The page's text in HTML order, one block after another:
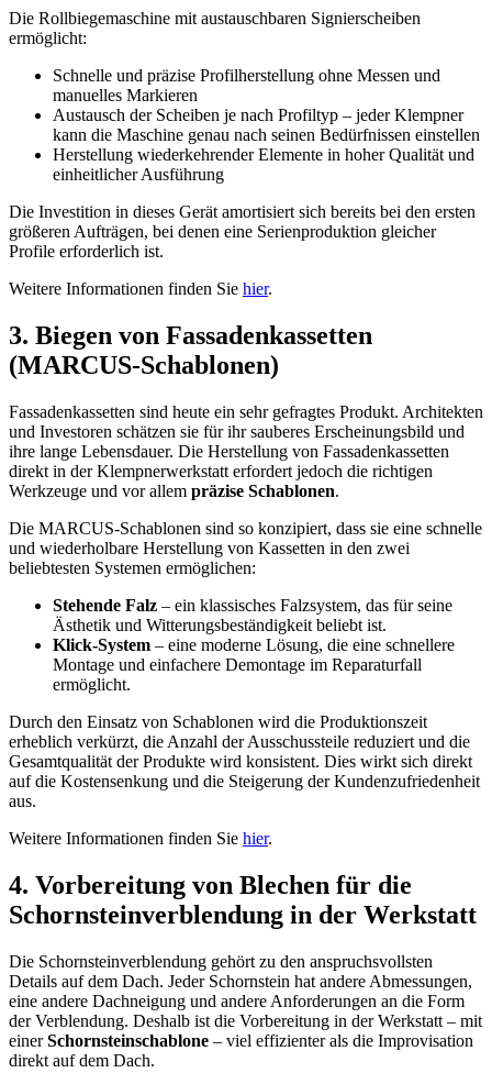
Die Rollbiegemaschine mit austauschbaren Signierscheiben
ermöglicht:
Schnelle und präzise Profilherstellung ohne Messen und
manuelles Markieren
Austausch der Scheiben je nach Profiltyp – jeder Klempner
kann die Maschine genau nach seinen Bedürfnissen einstellen
Herstellung wiederkehrender Elemente in hoher Qualität und
einheitlicher Ausführung
Die Investition in dieses Gerät amortisiert sich bereits bei den ersten
größeren Aufträgen, bei denen eine Serienproduktion gleicher
Profile erforderlich ist.
Weitere Informationen finden Sie hier.
3. Biegen von Fassadenkassetten
(MARCUS-Schablonen)
Fassadenkassetten sind heute ein sehr gefragtes Produkt. Architekten
und Investoren schätzen sie für ihr sauberes Erscheinungsbild und
ihre lange Lebensdauer. Die Herstellung von Fassadenkassetten
direkt in der Klempnerwerkstatt erfordert jedoch die richtigen
Werkzeuge und vor allem präzise Schablonen.
Die MARCUS-Schablonen sind so konzipiert, dass sie eine schnelle
und wiederholbare Herstellung von Kassetten in den zwei
beliebtesten Systemen ermöglichen:
Stehende Falz – ein klassisches Falzsystem, das für seine
Ästhetik und Witterungsbeständigkeit beliebt ist.
Klick-System – eine moderne Lösung, die eine schnellere
Montage und einfachere Demontage im Reparaturfall
ermöglicht.
Durch den Einsatz von Schablonen wird die Produktionszeit
erheblich verkürzt, die Anzahl der Ausschussteile reduziert und die
Gesamtqualität der Produkte wird konsistent. Dies wirkt sich direkt
auf die Kostensenkung und die Steigerung der Kundenzufriedenheit
aus.
Weitere Informationen finden Sie hier.
4. Vorbereitung von Blechen für die
Schornsteinverblendung in der Werkstatt
Die Schornsteinverblendung gehört zu den anspruchsvollsten
Details auf dem Dach. Jeder Schornstein hat andere Abmessungen,
eine andere Dachneigung und andere Anforderungen an die Form
der Verblendung. Deshalb ist die Vorbereitung in der Werkstatt – mit
einerSchornsteinschablone – viel effizienter als die Improvisation
direkt auf dem Dach.